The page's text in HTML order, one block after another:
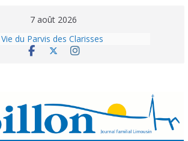
7 août 2026
Vie du Parvis des Clarisses
La brochure « Des vacances
Splendeurs murales de nos églises
Abonnez-vous ! Réabonnez-vous !